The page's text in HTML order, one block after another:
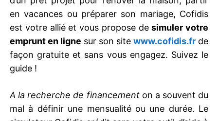
en vacances ou préparer son mariage, Cofidis
est votre allié et vous propose desimuler votre
emprunt en ligne sur son site www.cofidis.fr de
façon gratuite et sans vous engagez. Suivez le
guide !
A la recherche de financementon a souvent du
mal à définir une mensualité ou une durée. Le